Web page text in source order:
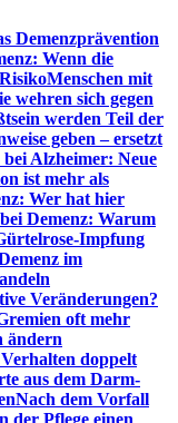
Demenzprävention
Wenn die
Menschen mit
wehren sich gegen
werden Teil der
geben – ersetzt
Alzheimer: Neue
ist mehr als
Wer hat hier
Demenz: Warum
Impfung
im
Veränderungen?
oft mehr
ändern
doppelt
aus dem Darm-
Nach dem Vorfall
der Pflege einen